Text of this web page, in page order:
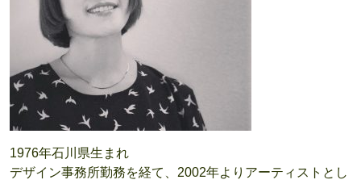
1976年石川県生まれ
デザイン事務所勤務を経て、2002年よりアーティストとし